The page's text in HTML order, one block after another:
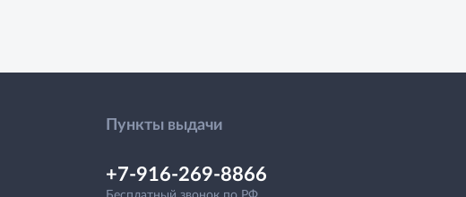
Пункты выдачи
+7-916-269-8866